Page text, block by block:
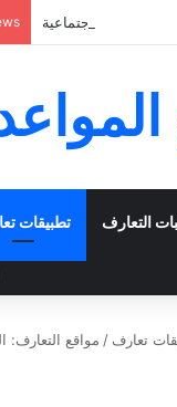
الشبكات الاجتماعية
تطبيقات التعارف
تعارف / مواقع التعارف: